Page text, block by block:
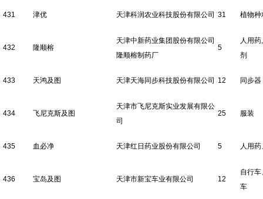
431 津优 天津科润农业科技股份有限公司 31 植物种
432 隆顺榕
天津中新药业集团股份有限公司
隆顺榕制药厂
5
人用
剂
433 天鸿及图 天津天海同步科技股份有限公司 12 同步器
434 飞尼克斯及图
天津市飞尼克斯实业发展有限公
司
25 服装
435 血必净 天津红日药业股份有限公司 5 人用
436 宝岛及图 天津市新宝车业有限公司 12
自行
车